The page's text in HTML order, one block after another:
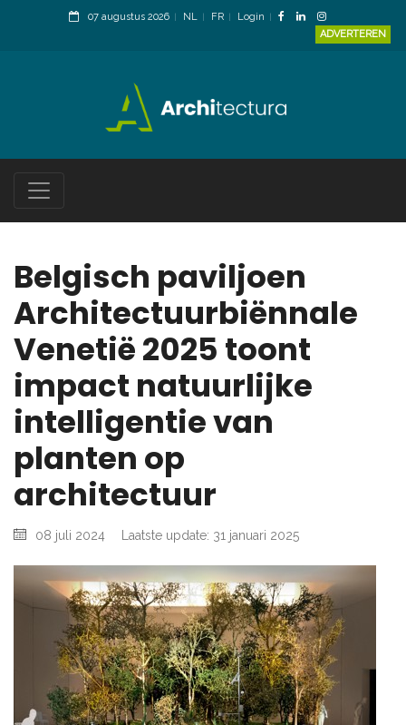
07 augustus 2026 NL FR
Login
ADVERTEREN
Belgisch paviljoen
Architectuurbiënnale
Venetië 2025 toont
impact natuurlijke
intelligentie van
planten op
architectuur
08 juli 2024 Laatste update: 31 januari 2025